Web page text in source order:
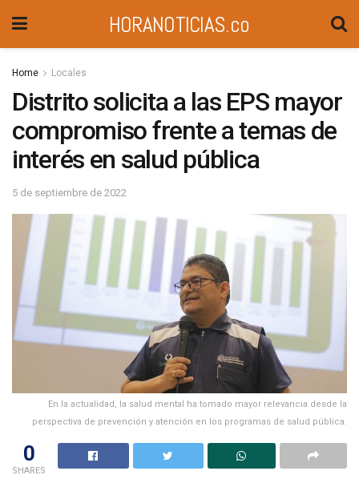
HORANOTICIAS.co
Home Locales
Distrito solicita a las EPS mayor
compromiso frente a temas de
interés en salud pública
5 de septiembre de 2022
En la actualidad, la salud mental ha tomado mayor relevancia desde la
perspectiva de prevención y atención en los programas de salud pública.
0
SHARES